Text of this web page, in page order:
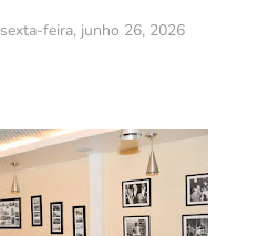
sexta-feira, junho 26, 2026